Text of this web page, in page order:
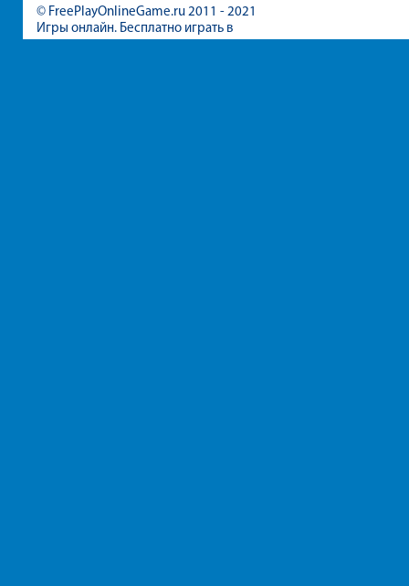
© FreePlayOnlineGame.ru 2011 - 2021
Игры онлайн. Бесплатно играть в
игры для девочек и мальчиков